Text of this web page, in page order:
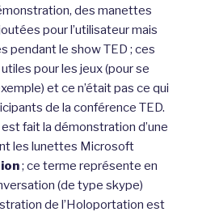
des manettes
pour l’utilisateur mais
pendant le show TED ; ces
pour les jeux (pour se
et ce n’était pas ce qui
de la conférence TED.
est fait la démonstration d’une
les lunettes Microsoft
; ce terme représente en
(de type skype)
de l’Holoportation est